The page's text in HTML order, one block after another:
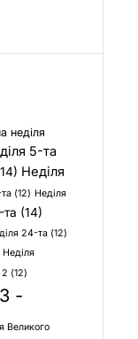
неділя
5-та
Неділя
(12) Неділя
та (14)
24-та (12)
Неділя
2 (12)
-
Великого